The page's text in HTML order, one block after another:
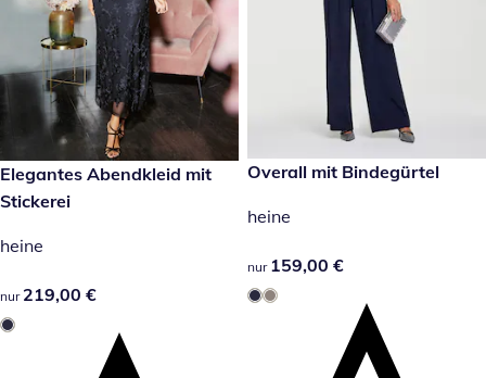
219,00 €
Elegantes Abendkleid mit
Stickerei
heine
219,00 €
nur 219,00 €
159,00 €
Overall mit Bindegürtel
heine
159,00 €
nur 159,00 €